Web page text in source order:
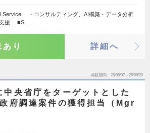
Service ・コンサルティング、AI構築・データ分析
支援 ■S…
り 詳細へ
掲載期間 26/08/07～26/08/20
中央省庁をターゲットとした
府調達案件の獲得担当（Mgr